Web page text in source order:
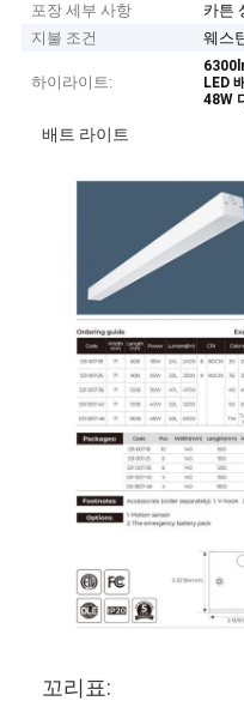
포장 세부 사항
카튼
지불 조건
웨스
하이라이트: LED
48W
배트 라이트
꼬리표: